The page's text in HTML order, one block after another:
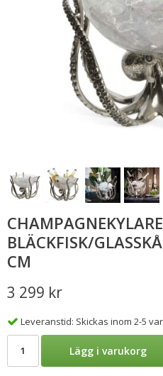
CHAMPAGNEKYLARE
BLÄCKFISK/
CM
3 299 kr
Leveranstid: Skickas inom 2-5
Lägg i varukorg